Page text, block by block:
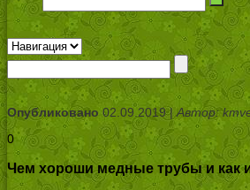
Опубликовано02.09.2019 |Автор:
0
Чем хороши медные трубы и как